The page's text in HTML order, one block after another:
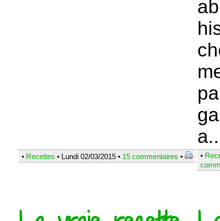
• Recettes • Lundi 02/03/2015 • 15 commentaires • •